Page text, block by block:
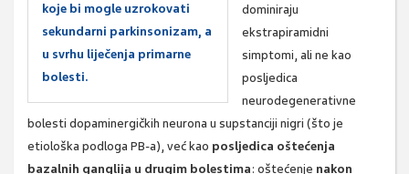
koje bi mogle uzrokovati
sekundarni parkinsonizam, a
u svrhu liječenja primarne
bolesti.
dominiraju
ekstrapiramidni
simptomi, ali ne kao
posljedica
neurodegenerativne
bolesti dopaminergičkih neurona u supstanciji nigri (što je
etiološka podloga PB-a), već kao posljedica oštećenja
bazalnih ganglija u drugim bolestima: oštećenje nakon